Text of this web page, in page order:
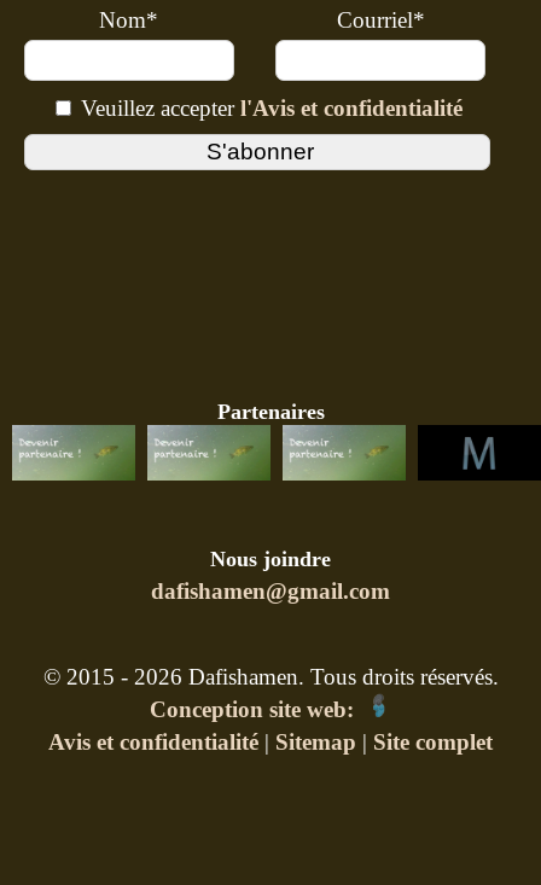
Nom* Courriel*
Veuillez accepterl'Avis et confidentialité
Partenaires
Nous joindre
dafishamen@gmail.com
© 2015 - 2026 Dafishamen. Tous droits réservés.
Conception site web:
Avis et confidentialité | Sitemap | Site complet